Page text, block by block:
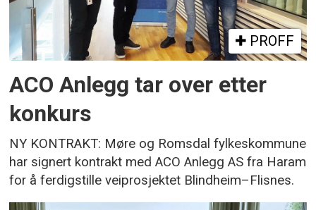
PROFF
ACO Anlegg tar over etter
konkurs
NY KONTRAKT: Møre og Romsdal fylkeskommune
har signert kontrakt med ACO Anlegg AS fra Haram
for å ferdigstille veiprosjektet Blindheim–Flisnes.